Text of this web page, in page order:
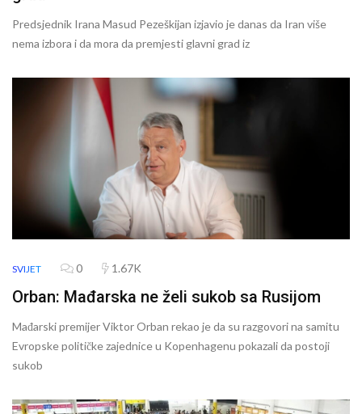
Predsjednik Irana Masud Pezeškijan izjavio je danas da Iran više
nema izbora i da mora da premjesti glavni grad iz
SVIJET 0 1.67K
Orban: Mađarska ne želi sukob sa Rusijom
Mađarski premijer Viktor Orban rekao je da su razgovori na samitu
Evropske političke zajednice u Kopenhagenu pokazali da postoji
sukob